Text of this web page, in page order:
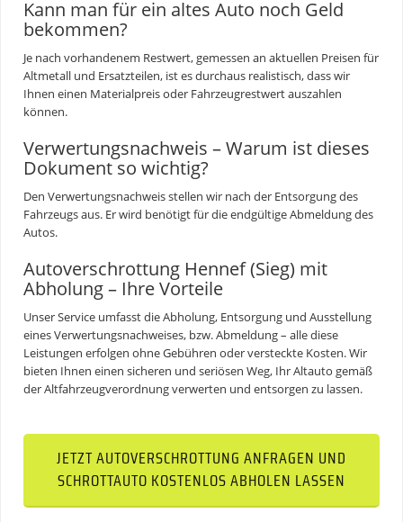
Kann man für ein altes Auto noch Geld
bekommen?
Je nach vorhandenem Restwert, gemessen an aktuellen Preisen für
Altmetall und Ersatzteilen, ist es durchaus realistisch, dass wir
Ihnen einen Materialpreis oder Fahrzeugrestwert auszahlen
können.
Verwertungsnachweis – Warum ist dieses
Dokument so wichtig?
Den Verwertungsnachweis stellen wir nach der Entsorgung des
Fahrzeugs aus. Er wird benötigt für die endgültige Abmeldung des
Autos.
Autoverschrottung Hennef (Sieg) mit
Abholung – Ihre Vorteile
Unser Service umfasst die Abholung, Entsorgung und Ausstellung
eines Verwertungsnachweises, bzw. Abmeldung – alle diese
Leistungen erfolgen ohne Gebühren oder versteckte Kosten. Wir
bieten Ihnen einen sicheren und seriösen Weg, Ihr Altauto gemäß
der Altfahrzeugverordnung verwerten und entsorgen zu lassen.
JETZT AUTOVERSCHROTTUNG ANFRAGEN UND
SCHROTTAUTO KOSTENLOS ABHOLEN LASSEN